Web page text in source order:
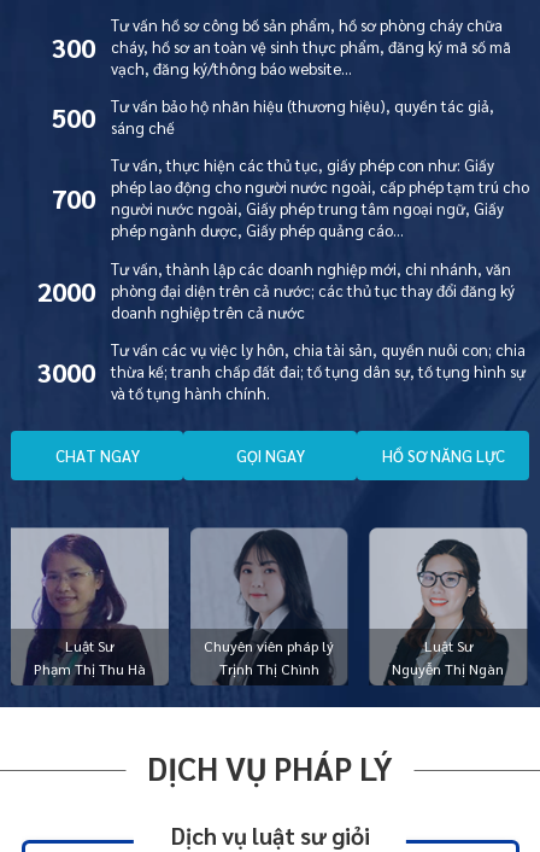
Luật Sư
Phạm Thị Thu Hà
Chuyên viên pháp lý
Trịnh Thị Chình
Luật Sư
Nguyễn Thị Ngàn
300
Tư vấn hồ sơ công bố sản phẩm, hồ sơ phòng cháy chữa
cháy, hồ sơ an toàn vệ sinh thực phẩm, đăng ký mã số mã
vạch, đăng ký/thông báo website…
500
Tư vấn bảo hộ nhãn hiệu (thương hiệu), quyền tác giả,
sáng chế
700
Tư vấn, thực hiện các thủ tục, giấy phép con như: Giấy
phép lao động cho người nước ngoài, cấp phép tạm trú cho
người nước ngoài, Giấy phép trung tâm ngoại ngữ, Giấy
phép ngành dược, Giấy phép quảng cáo…
2000
Tư vấn, thành lập các doanh nghiệp mới, chi nhánh, văn
phòng đại diện trên cả nước; các thủ tục thay đổi đăng ký
doanh nghiệp trên cả nước
3000
Tư vấn các vụ việc ly hôn, chia tài sản, quyền nuôi con; chia
thừa kế; tranh chấp đất đai; tố tụng dân sự, tố tụng hình sự
và tố tụng hành chính.
CHAT NGAY GỌI NGAY HỒ SƠ NĂNG LỰC
DỊCH VỤ PHÁP LÝ
Dịch vụ luật sư giỏi